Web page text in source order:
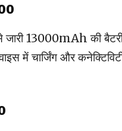
13000mAh की
में चार्जिंग और